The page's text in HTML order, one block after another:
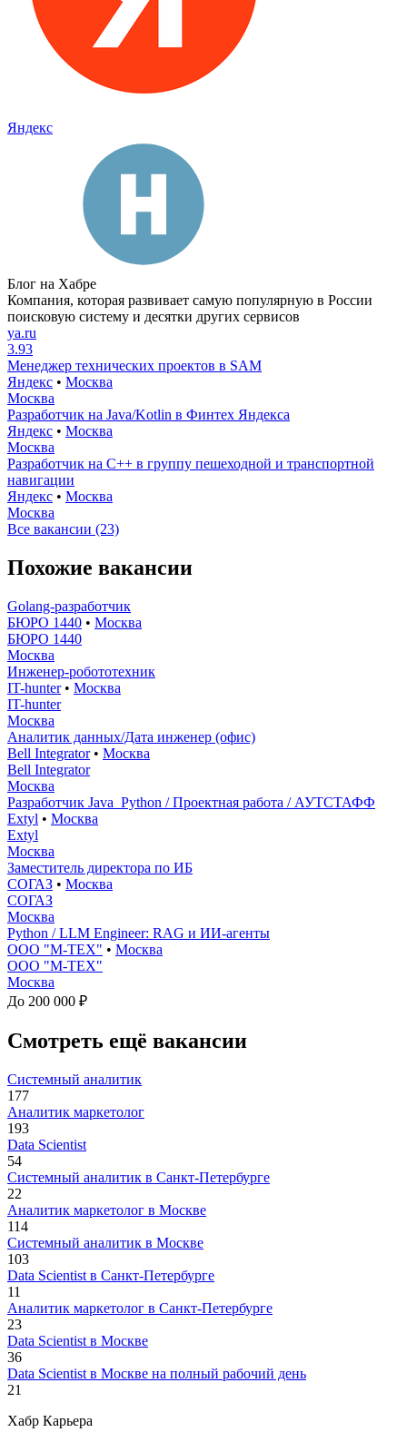
Яндекс
Блог на Хабре
Компания, которая развивает самую популярную в России
поисковую систему и десятки других сервисов
ya.ru
3.93
Менеджер технических проектов в SAM
Яндекс • Москва
Москва
Разработчик на Java/Kotlin в Финтех Яндекса
Яндекс • Москва
Москва
Разработчик на С++ в группу пешеходной и транспортной
навигации
Яндекс • Москва
Москва
Все вакансии (23)
Похожие вакансии
Golang-разработчик
БЮРО 1440 • Москва
БЮРО 1440
Москва
Инженер-робототехник
IT-hunter• Москва
IT-hunter
Москва
Аналитик данных/Дата инженер (офис)
Bell Integrator• Москва
Bell Integrator
Москва
Разработчик Java_Python / Проектная работа / АУТСТАФФ
Extyl • Москва
Extyl
Москва
Заместитель директора по ИБ
СОГАЗ • Москва
СОГАЗ
Москва
Python / LLM Engineer: RAG и ИИ-агенты
ООО "М-ТЕХ" • Москва
ООО "М-ТЕХ"
Москва
До 200 000 ₽
Смотреть ещё вакансии
Системный аналитик
177
Аналитик маркетолог
193
Data Scientist
54
Системный аналитик в Санкт-Петербурге
22
Аналитик маркетолог в Москве
114
Системный аналитик в Москве
103
Data Scientist в Санкт-Петербурге
11
Аналитик маркетолог в Санкт-Петербурге
23
Data Scientist в Москве
36
Data Scientist в Москве на полный рабочий день
21
Хабр Карьера